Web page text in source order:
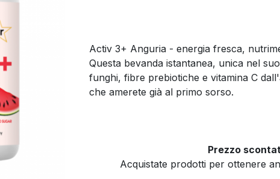
Activ 3+ Anguria - energia fresca,
Questa bevanda istantanea, unica nel
funghi, fibre prebiotiche e vitamina C
che amerete già al primo sorso.
Prezzo
Acquistate prodotti per ottenere